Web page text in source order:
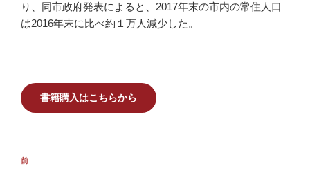
り、同市政府発表によると、2017年末の市内の常住人口
は2016年末に比べ約１万人減少した。
書籍購入はこちらから
投
前
前